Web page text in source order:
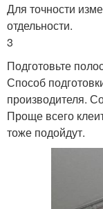
Для точности
отдельности.
3
Подготовьте
Способ
производителя.
Проще всего
тоже подойдут.